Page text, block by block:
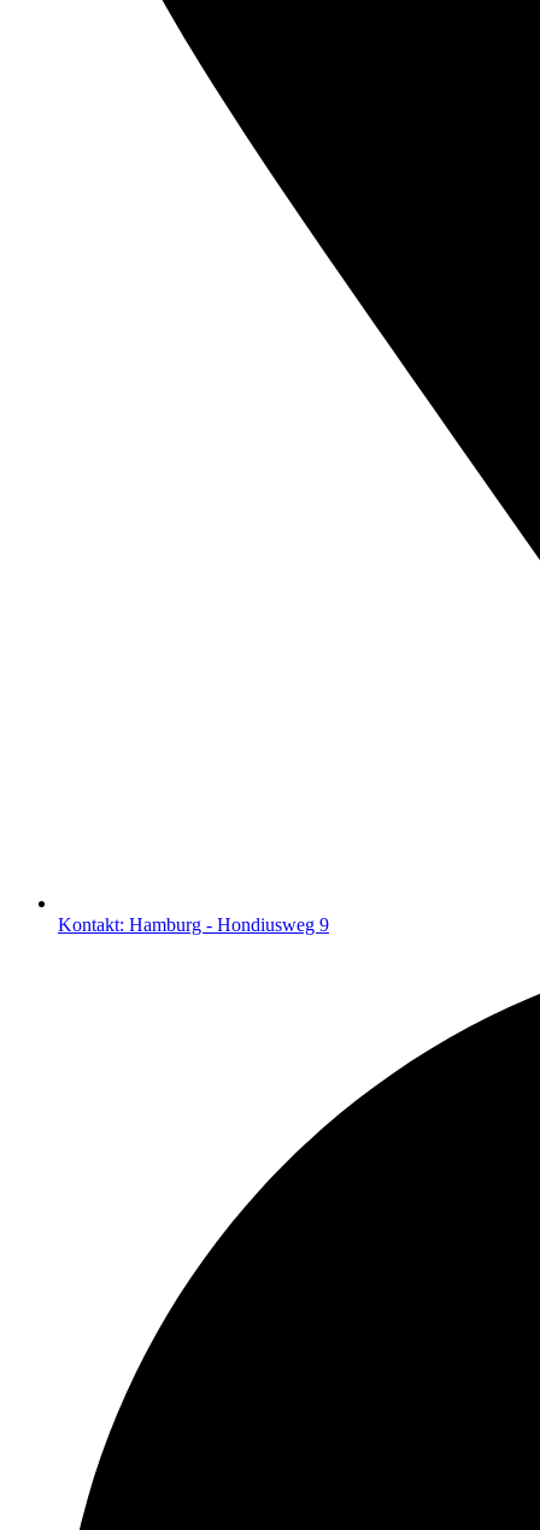
Kontakt: Hamburg - Hondiusweg 9